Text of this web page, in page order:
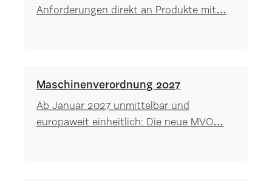
Anforderungen direkt an Produkte mit…
Maschinenverordnung 2027
Ab Januar 2027 unmittelbar und
europaweit einheitlich: Die neue MVO…